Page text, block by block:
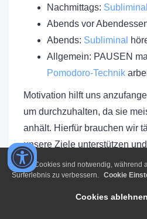
Nachmittags: Subliminal
Abends vor
Abends: Subliminal
Allgemein: PAUSEN
Pomodoro-Technik
Motivation hilft uns
um durchzuhalten, da sie
anhält. Hierfür brauchen wir
unsere Ziele unterstützen
Angewohnheiten werden.
Morgens eine kalte und
gleich in den ersten Minuten
Mal aus deiner Komfortzone
Einige Cookies sind notwendig, während
Surferlebnis zu verbessern. Cookie
Cookies ablehnen